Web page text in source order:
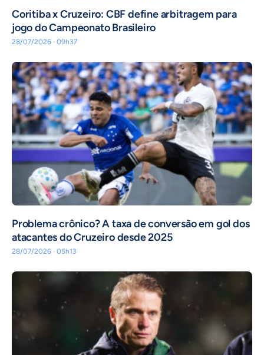
Coritiba x Cruzeiro: CBF define arbitragem para
jogo do Campeonato Brasileiro
28/07/2026 · 09h37
Problema crônico? A taxa de conversão em gol dos
atacantes do Cruzeiro desde 2025
28/07/2026 · 05h13